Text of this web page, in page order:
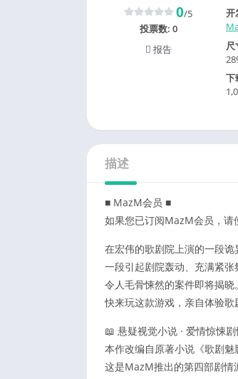
0/5
投票数: 0
报告
开
尺
下
描述
■ MazM会员 ■
如果您已订阅MazM会员，请
在宏伟的歌剧院上演的一段诡
一段引起剧院轰动、充满紧张
令人毛骨悚然的案件即将揭晓。
快来玩这款游戏，亲自体验歌
📖 悬疑视觉小说 · 爱情惊悚
本作改编自原著小说《歌剧魅
这是MazM推出的第四部剧情